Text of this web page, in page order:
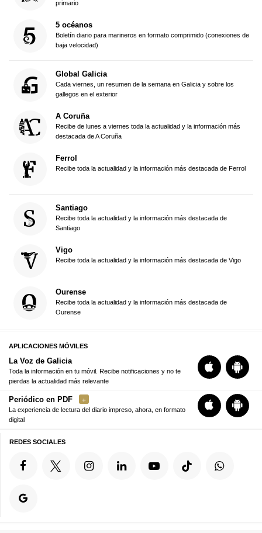
primario
5 océanos
Boletín diario para marineros en formato comprimido (conexiones de
baja velocidad)
Global Galicia
Cada viernes, un resumen de la semana en Galicia y sobre los
gallegos en el exterior
A Coruña
Recibe de lunes a viernes toda la actualidad y la información más
destacada de A Coruña
Ferrol
Recibe toda la actualidad y la información más destacada de Ferrol
Santiago
Recibe toda la actualidad y la información más destacada de
Santiago
Vigo
Recibe toda la actualidad y la información más destacada de Vigo
Ourense
Recibe toda la actualidad y la información más destacada de
Ourense
APLICACIONES MÓVILES
La Voz de Galicia
Toda la información en tu móvil. Recibe notificaciones y no te
pierdas la actualidad más relevante
Periódico en PDF
La experiencia de lectura del diario impreso, ahora, en formato
digital
REDES SOCIALES